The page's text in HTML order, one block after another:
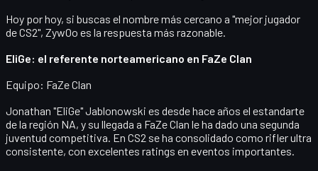
Hoy por hoy, si buscas el nombre más cercano a "mejor jugador
de CS2", ZywOo es la respuesta más razonable.
EliGe: el referente norteamericano en FaZe Clan
Equipo: FaZe Clan
Jonathan "EliGe" Jablonowski es desde hace años el estandarte
de la región NA, y su llegada a FaZe Clan le ha dado una segunda
juventud competitiva. En CS2 se ha consolidado como rifler ultra
consistente, con excelentes ratings en eventos importantes.